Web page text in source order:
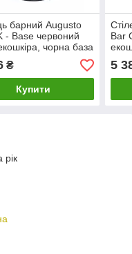
барний Augusto
- Base червоний
чорна база
висоти
₴
Купити
Bar
5
рік